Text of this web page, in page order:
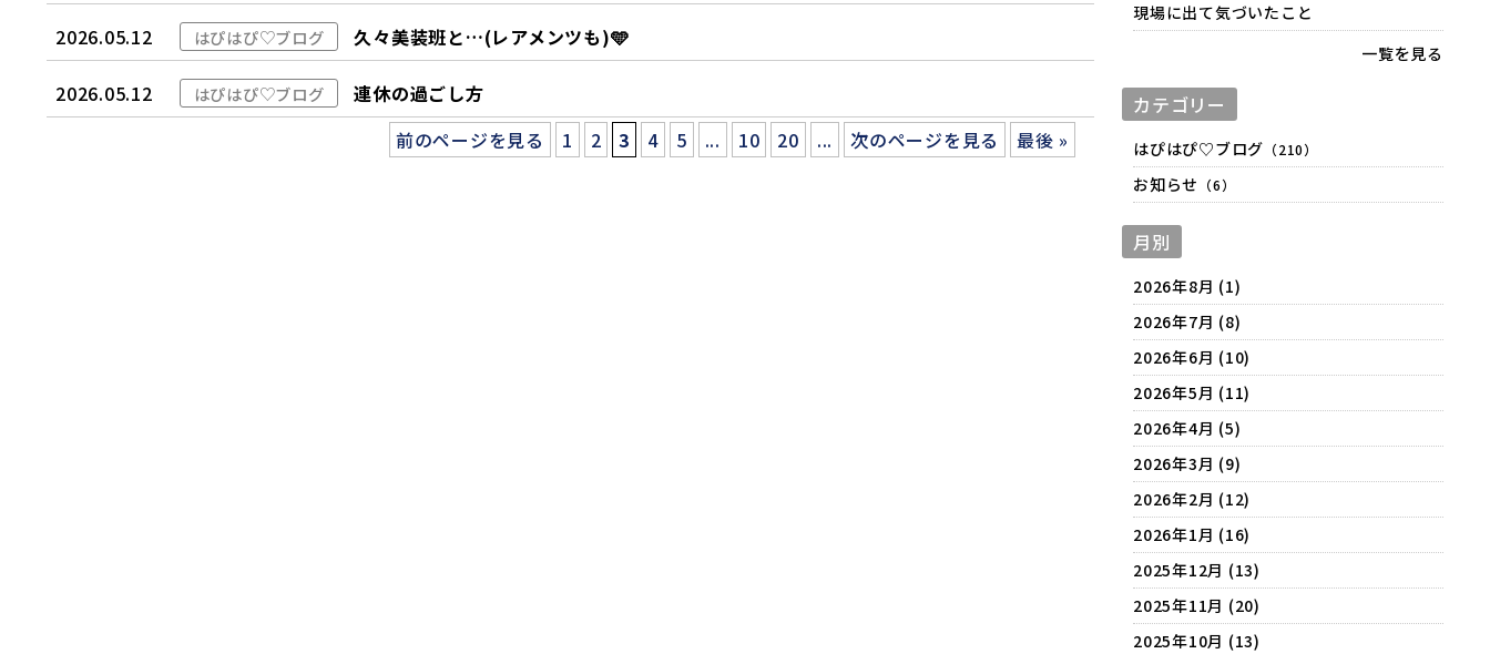
2026.05.12 はぴはぴ♡ブログ 久々美装班と…(レアメンツも)🩵
2026.05.12 はぴはぴ♡ブログ
連休の過ごし方
前のページを見る
1 2 3 4 5 ... 10 20 ... 次のページを見る 最後 »
現場に出て気づいたこと
一覧を見る
カテゴリー
はぴはぴ♡ブログ （210）
お知らせ （6）
月別
2026年8月 (1)
2026年7月 (8)
2026年6月 (10)
2026年5月 (11)
2026年4月 (5)
2026年3月 (9)
2026年2月 (12)
2026年1月 (16)
2025年12月 (13)
2025年11月 (20)
2025年10月 (13)